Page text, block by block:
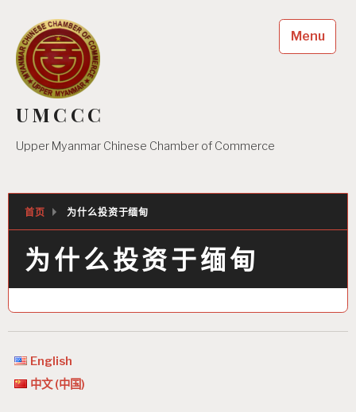
content
UMCCC
Upper Myanmar Chinese Chamber of Commerce
Menu
首页 为什么投资于缅甸
为什么投资于缅甸
English
中文 (中国)